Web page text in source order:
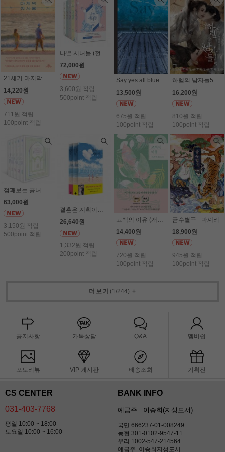
21세기 마지막 첫사랑 - 김빵
14,220원
711원 적립
100point 적립
72,000원
3,600원 적립
500point 적립
13,500원
675원 적립
100point 적립
16,200원
810원 적립
100point 적립
63,000원
3,150원 적립
500point 적립
결혼은 계획이다(전2권세트) - 이지연
26,640원
1,332원 적립
200point 적립
고백의 이유 (개정판) - 서은수
14,400원
720원 적립
100point 적립
금수별곡 - 마셰리
18,900원
945원 적립
100point 적립
더보기 (1/244) +
공지사항 카톡상담 Q&A 멤버쉽
포토리뷰 VIP 게시판 배송조회 기획전
CS CENTER
031-403-7768
평일 10:00 ~ 18:00
토요일 10:00 ~ 16:00
BANK INFO
예금주 : 이승희(지성도서)
국민 666237-01-008249
농협 301-0102-9547-11
우리 1002-547-214564
예금주: 이승희지성도서